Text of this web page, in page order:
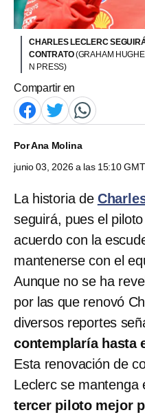
CHARLES LECLERC
CONTRATO(GRAHAM
N PRESS)
Compartir en
PorAna Molina
junio 03, 2026 a las 15:10
La historia de
seguirá, pues el
acuerdo con la
mantenerse con el
Aunque no se ha
por las que renovó
diversos reportes
contemplaría hasta
Esta renovación de
Leclerc se mantenga
tercer piloto mejor